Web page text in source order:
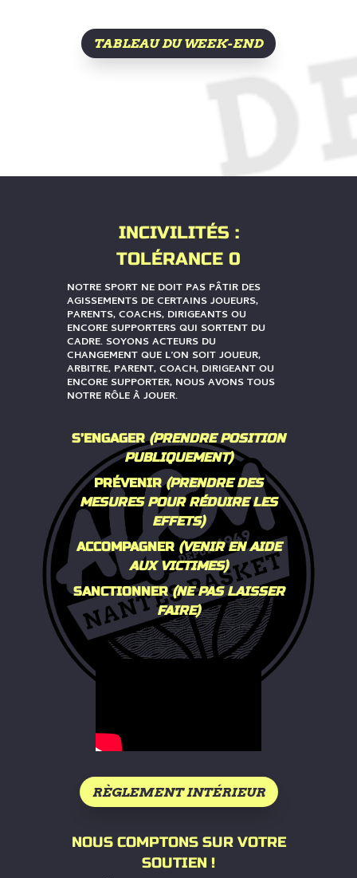
TABLEAU DU WEEK-END
INCIVILITÉS :
TOLÉRANCE 0
NOTRE SPORT NE DOIT PAS PÂTIR DES
AGISSEMENTS DE CERTAINS JOUEURS,
PARENTS, COACHS, DIRIGEANTS OU
ENCORE SUPPORTERS QUI SORTENT DU
CADRE. SOYONS ACTEURS DU
CHANGEMENT QUE L’ON SOIT JOUEUR,
ARBITRE, PARENT, COACH, DIRIGEANT OU
ENCORE SUPPORTER, NOUS AVONS TOUS
NOTRE RÔLE À JOUER.
S’ENGAGER (PRENDRE POSITION
PUBLIQUEMENT)
PRÉVENIR(PRENDRE DES
MESURES POUR RÉDUIRE LES
EFFETS)
ACCOMPAGNER (VENIR EN AIDE
AUX VICTIMES)
SANCTIONNER(NE PAS LAISSER
FAIRE)
RÈGLEMENT INTÉRIEUR
NOUS COMPTONS SUR VOTRE
SOUTIEN !